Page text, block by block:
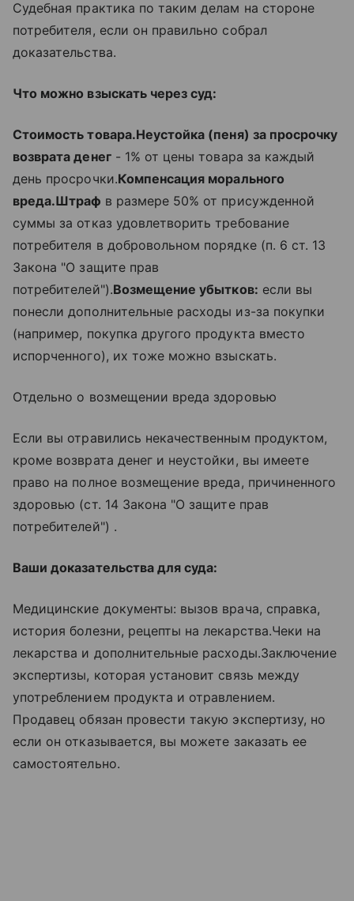
Судебная практика по таким делам на стороне
потребителя, если он правильно собрал
доказательства.
Что можно взыскать через суд:
Стоимость товара.Неустойка (пеня) за просрочку
возврата денег- 1% от цены товара за каждый
день просрочки.Компенсация морального
вреда.Штраф в размере 50% от присужденной
суммы за отказ удовлетворить требование
потребителя в добровольном порядке (п. 6 ст. 13
Закона "О защите прав
потребителей").Возмещение убытков: если вы
понесли дополнительные расходы из-за покупки
(например, покупка другого продукта вместо
испорченного), их тоже можно взыскать.
Отдельно о возмещении вреда здоровью
Если вы отравились некачественным продуктом,
кроме возврата денег и неустойки, вы имеете
право на полное возмещение вреда, причиненного
здоровью (ст. 14 Закона "О защите прав
потребителей") .
Ваши доказательства для суда:
Медицинские документы: вызов врача, справка,
история болезни, рецепты на лекарства.Чеки на
лекарства и дополнительные расходы.Заключение
экспертизы, которая установит связь между
употреблением продукта и отравлением.
Продавец обязан провести такую экспертизу, но
если он отказывается, вы можете заказать ее
самостоятельно.